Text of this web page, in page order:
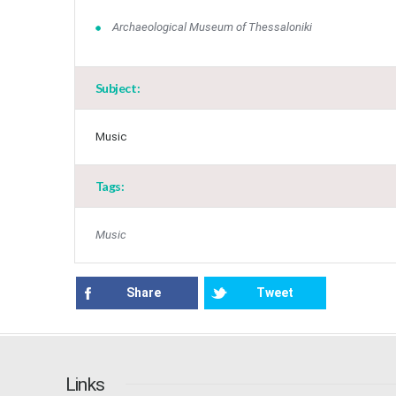
Archaeological Museum of Thessaloniki
Subject:
Music
Tags:
Music
Share Tweet
Links